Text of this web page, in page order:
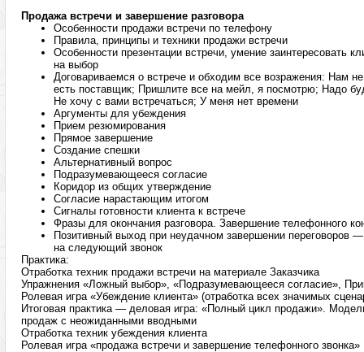
Продажа встречи и завершение разговора
Особенности продажи встречи по телефону
Правила, принципы и техники продажи встречи
Особенности презентации встречи, умение заинтересовать
на выбор
Договариваемся о встрече и обходим все возражения: Нам
есть поставщик; Пришлите все на мейл, я посмотрю; Надо
Не хочу с вами встречаться; У меня нет времени
Аргументы для убеждения
Прием резюмирования
Прямое завершение
Создание спешки
Альтернативный вопрос
Подразумевающееся согласие
Коридор из общих утверждение
Согласие нарастающим итогом
Сигналы готовности клиента к встрече
Фразы для окончания разговора. Завершение телефонного
Позитивный выход при неудачном завершении переговоров
на следующий звонок
Практика:
Отработка техник продажи встречи на материале Заказчика
Упражнения «Ложный выбор», «Подразумевающееся согласие»,
Ролевая игра «Убеждение клиента» (отработка всех значимых
Итоговая практика — деловая игра: «Полный цикл продажи».
продаж с неожиданными вводными
Отработка техник убеждения клиента
Ролевая игра «продажа встречи и завершение телефонного звонка»